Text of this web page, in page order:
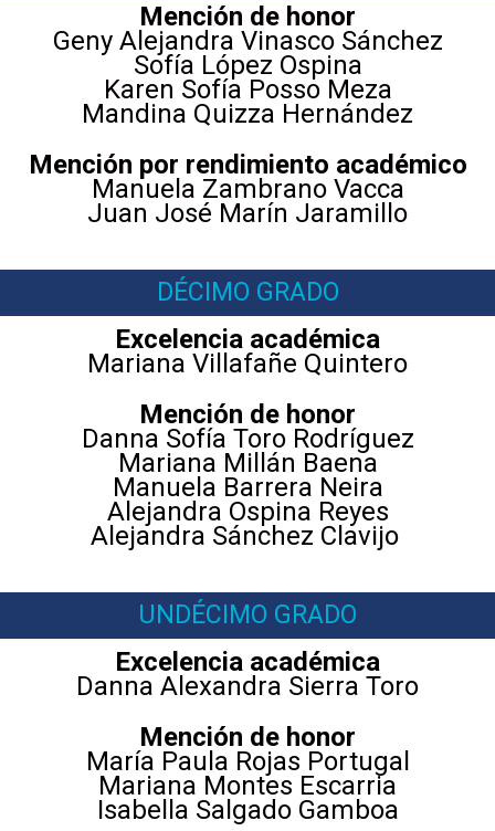
Mención de honor
Geny Alejandra Vinasco Sánchez
Sofía López Ospina
Karen Sofía Posso Meza
Mandina Quizza Hernández
Mención por rendimiento académico
Manuela Zambrano Vacca
Juan José Marín Jaramillo
DÉCIMO GRADO
Excelencia académica
Mariana Villafañe Quintero
Mención de honor
Danna Sofía Toro Rodríguez
Mariana Millán Baena
Manuela Barrera Neira
Alejandra Ospina Reyes
Alejandra Sánchez Clavijo
UNDÉCIMO GRADO
Excelencia académica
Danna Alexandra Sierra Toro
Mención de honor
María Paula Rojas Portugal
Mariana Montes Escarria
Isabella Salgado Gamboa